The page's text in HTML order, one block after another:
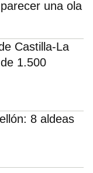
una ola
Castilla-La
1.500
8 aldeas